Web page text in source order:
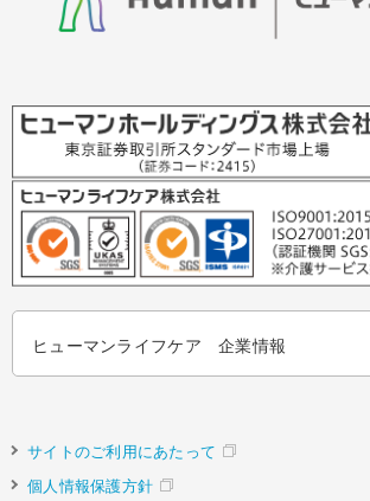
ヒューマンライフケア 企業情報
サイトのご利用にあたって
個人情報保護方針